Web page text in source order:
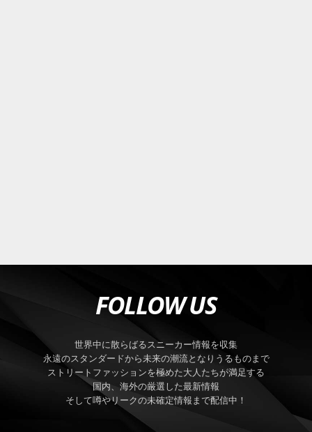
FOLLOW US
世界中に散らばるスニーカー情報を収集
永遠のスタンダードから未来の潮流となりうるものまで
ストリートファッションを極めた大人たちが満足する
国内、海外の厳選した最新情報
そして噂やリークの未確定情報まで配信中！